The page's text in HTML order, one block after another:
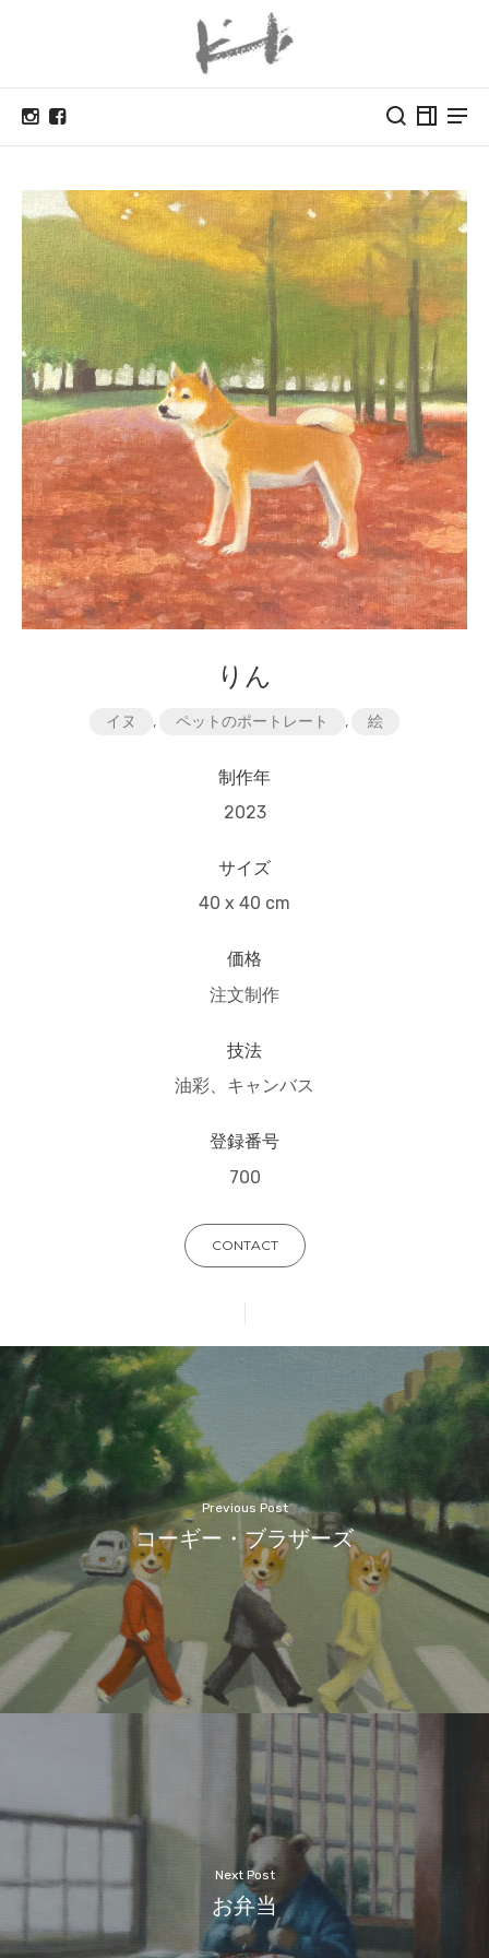
りん
イヌ , ペットのポートレート , 絵
制作年
2023
サイズ
40 x 40 cm
価格
注文制作
技法
油彩、キャンバス
登録番号
700
CONTACT
Previous Post
コーギー・ブラザーズ
Next Post
お弁当